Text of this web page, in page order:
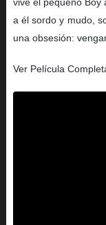
a él sordo y mudo,
una obsesión:
Ver Película